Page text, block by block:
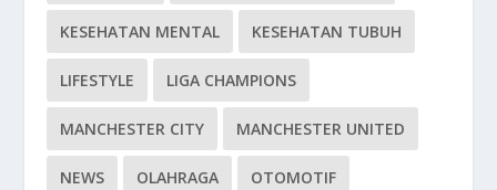
KESEHATAN MENTAL KESEHATAN TUBUH
LIFESTYLE LIGA CHAMPIONS
MANCHESTER CITY MANCHESTER UNITED
NEWS OLAHRAGA OTOMOTIF